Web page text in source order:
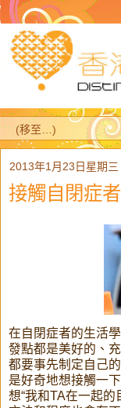
2013年1月23日星期三
接觸自閉症者
在自閉症者的生活
發點都是美好的、
都要事先制定自己
是好奇地想接觸一
想“我和TA在一起的